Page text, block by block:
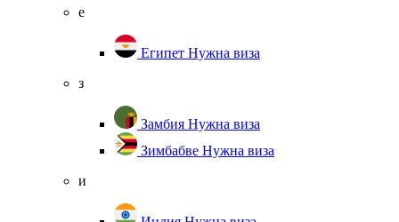
е
Египет Нужна виза
з
Замбия Нужна виза
Зимбабве Нужна виза
и